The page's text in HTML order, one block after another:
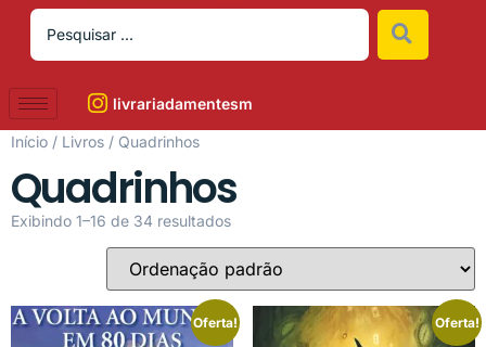
livrariadamentesm
Início / Livros / Quadrinhos
Quadrinhos
Exibindo 1–16 de 34 resultados
Oferta! Oferta!